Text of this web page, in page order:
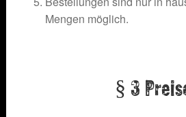
Mengen möglich.
§ 3